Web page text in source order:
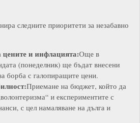
следните приоритети за незабавно
и инфлацията:Още в
(понеделник) ще бъдат внесени
борба с галопиращите цени.
Приемане на бюджет, който да
и експериментите с
с цел намаляване на дълга и